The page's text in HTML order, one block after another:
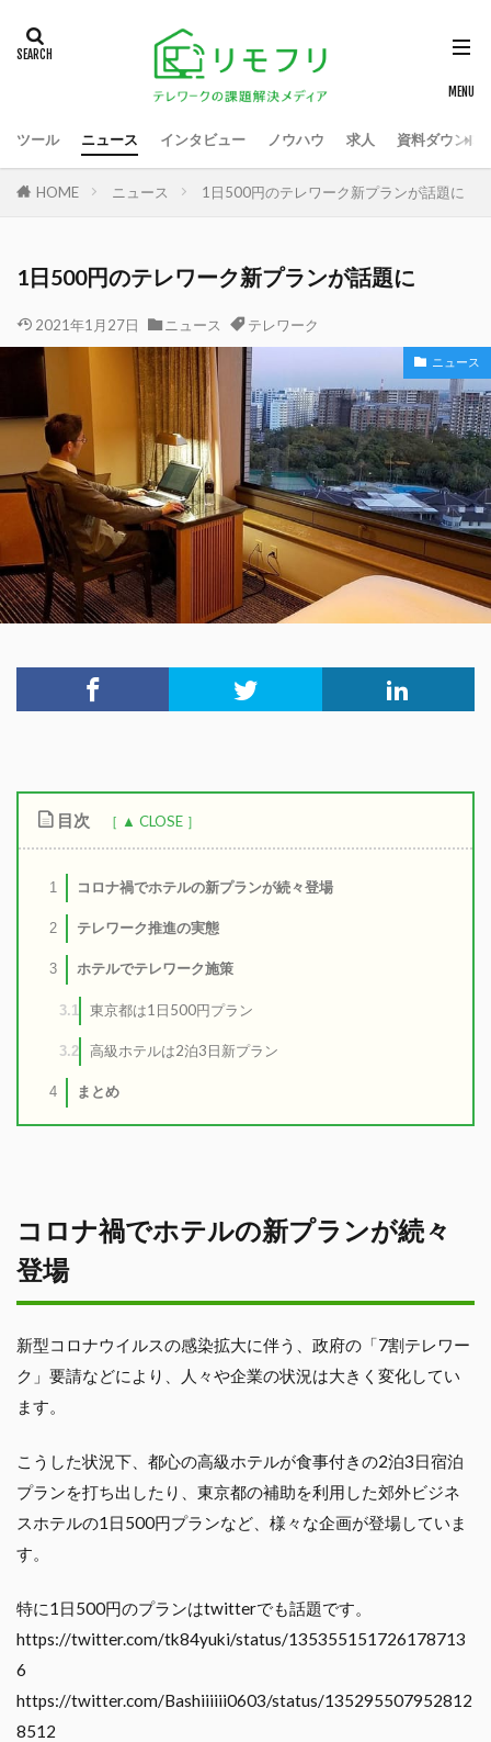
ツール ニュース インタビュー ノウハウ 求人 資料ダウンロ
HOME ニュース 1日500円のテレワーク新プランが話題に
1日500円のテレワーク新プランが話題に
2021年1月27日 ニュース テレワーク
ニュース
目次
1 コロナ禍でホテルの新プランが続々登場
2 テレワーク推進の実態
3 ホテルでテレワーク施策
3.1 東京都は1日500円プラン
3.2 高級ホテルは2泊3日新プラン
4 まとめ
コロナ禍でホテルの新プランが続々
登場
新型コロナウイルスの感染拡大に伴う、政府の「7割テレワー
ク」要請などにより、人々や企業の状況は大きく変化してい
ます。
こうした状況下、都心の高級ホテルが食事付きの2泊3日宿泊
プランを打ち出したり、東京都の補助を利用した郊外ビジネ
スホテルの1日500円プランなど、様々な企画が登場していま
す。
特に1日500円のプランはtwitterでも話題です。
https://twitter.com/tk84yuki/status/135355151726178713
6
https://twitter.com/Bashiiiiii0603/status/135295507952812
8512